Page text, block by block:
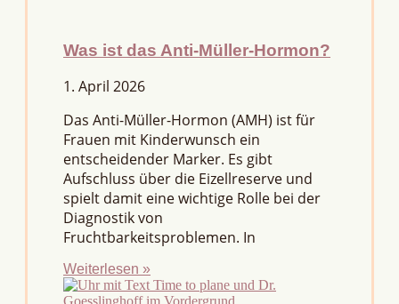
Was ist das Anti-Müller-Hormon?
1. April 2026
Das Anti-Müller-Hormon (AMH) ist für
Frauen mit Kinderwunsch ein
entscheidender Marker. Es gibt
Aufschluss über die Eizellreserve und
spielt damit eine wichtige Rolle bei der
Diagnostik von
Fruchtbarkeitsproblemen. In
Weiterlesen »